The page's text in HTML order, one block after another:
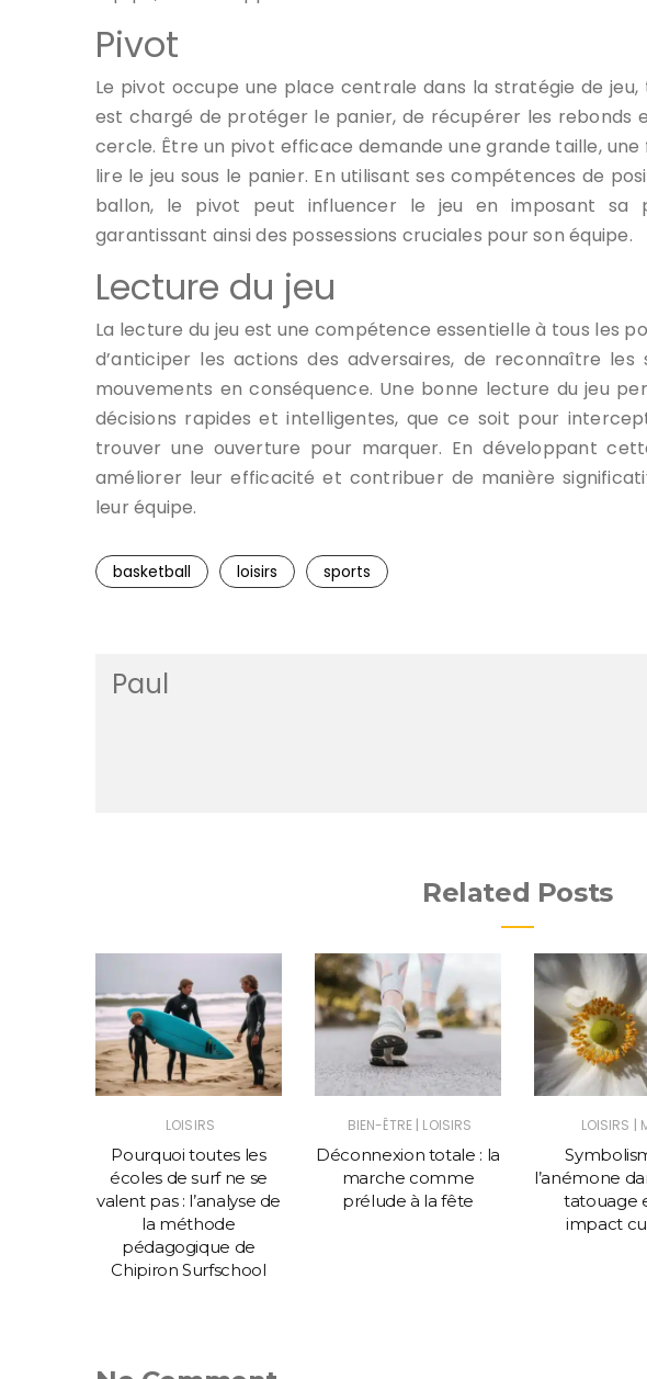
Pivot
Le pivot occupe une place centrale dans la stratégie de jeu,
est chargé de protéger le panier, de récupérer les rebonds
cercle. Être un pivot efficace demande une grande taille,
lire le jeu sous le panier. En utilisant ses compétences de
ballon, le pivot peut influencer le jeu en imposant sa
garantissant ainsi des possessions cruciales pour son équipe.
Lecture du jeu
La lecture du jeu est une compétence essentielle à tous les
d’anticiper les actions des adversaires, de reconnaître les
mouvements en conséquence. Une bonne lecture du jeu
décisions rapides et intelligentes, que ce soit pour
trouver une ouverture pour marquer. En développant
améliorer leur efficacité et contribuer de manière
leur équipe.
basketball loisirs sports
Paul
Related Posts
LOISIRS
Pourquoi toutes les
écoles de surf ne se
valent pas : l’analyse de
la méthode
pédagogique de
Chipiron Surfschool
BIEN-ÊTRE | LOISIRS
Déconnexion totale : la
marche comme
prélude à la fête
LOISIRS |
l’anémone
tatouage
impact